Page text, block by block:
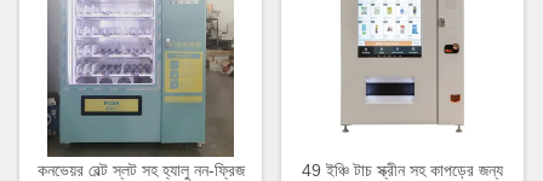
কনভেয়র বেল্ট স্লট সহ হ্যালু নন-ফ্রিজ
49 ইঞ্চি টাচ স্ক্রীন সহ কাপড়ের জন্য